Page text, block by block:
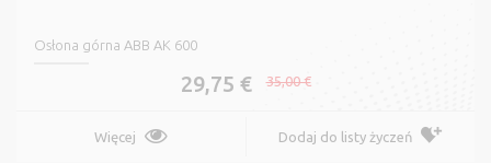
Osłona górna ABB AK 600
29,75 € 35,00 €
Więcej Dodaj do listy życzeń